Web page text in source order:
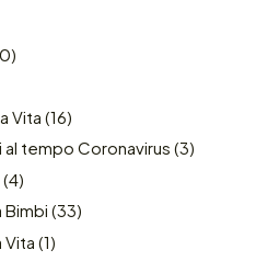
Vita (16)
al tempo Coronavirus (3)
(4)
Bimbi (33)
Vita (1)